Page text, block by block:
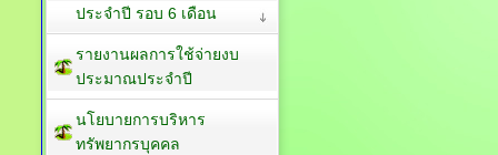
ประจำปี รอบ 6 เดือน
รายงานผลการใช้จ่ายงบ
ประมาณประจำปี
นโยบายการบริหาร
ทรัพยากรบุคคล